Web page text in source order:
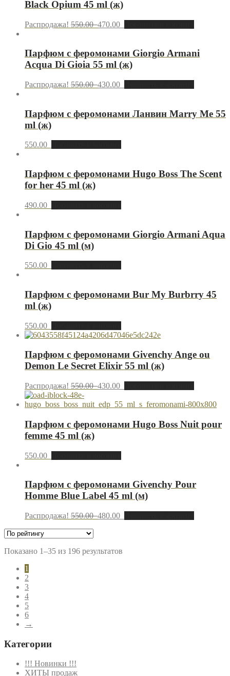
Black Opium 45 ml (ж)
Распродажа! 550.00470.00
Парфюм с феромонами Giorgio Armani
Acqua Di Gioia 55 ml (ж)
Распродажа! 550.00430.00
Парфюм с феромонами Ланвин Marry Me 55
ml (ж)
550.00
Парфюм с феромонами Hugo Boss The Scent
for her 45 ml (ж)
490.00
Парфюм с феромонами Giorgio Armani Aqua
Di Gio 45 ml (м)
550.00
Парфюм с феромонами Bur My Burbrry 45
ml (ж)
550.00
Парфюм с феромонами Givenchy Ange ou
Demon Le Secret Elixir 55 ml (ж)
Распродажа! 550.00430.00
Парфюм с феромонами Hugo Boss Nuit pour
femme 45 ml (ж)
550.00
Парфюм с феромонами Givenchy Pour
Homme Blue Label 45 ml (м)
Распродажа! 550.00480.00
Показано 1–35 из 196 результатов
1
2
3
4
5
6
→
Категории
!!! Новинки !!!
ХИТЫ продаж